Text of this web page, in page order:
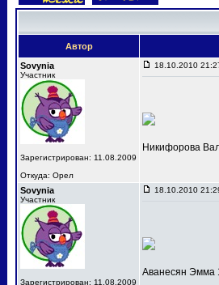
Автор
Sovynia
Участник
Зарегистрирован: 11.08.2009
Откуда: Орел
18.10.2010
Никифорова
Sovynia
Участник
Зарегистрирован: 11.08.2009
18.10.2010
Аванесян Эмма